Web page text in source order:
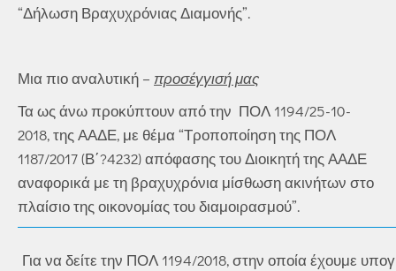
“Δήλωση Βραχυχρόνιας Διαμονής”.
Μια πιο αναλυτική – προσέγγισή μας
Τα ως άνω προκύπτουν από την ΠΟΛ 1194/25-10-
2018, της ΑΑΔΕ, με θέμα “Τροποποίηση της ΠΟΛ
1187/2017 (Β΄?4232) απόφασης του Διοικητή της ΑΑΔΕ
αναφορικά με τη βραχυχρόνια μίσθωση ακινήτων στο
πλαίσιο της οικονομίας του διαμοιρασμού”.
Για να δείτε την ΠΟΛ 1194/2018, στην οποία έχουμε